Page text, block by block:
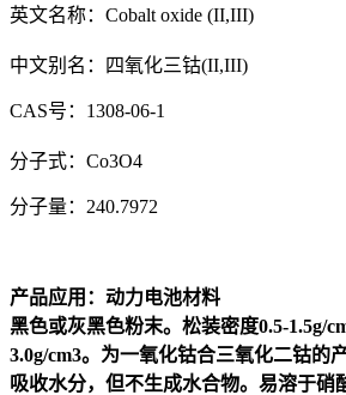
英文名称：Cobalt oxide (II,III)
中文别名：四氧化三钴(II,III)
CAS号：1308-06-1
分子式：Co3O4
分子量：240.7972
产品应用：动力电池材料
黑色或灰黑色粉末。松装密度0.5-1.5g/
3.0g/cm3。为一氧化钴合三氧化二钴的
吸收水分，但不生成水合物。易溶于硝